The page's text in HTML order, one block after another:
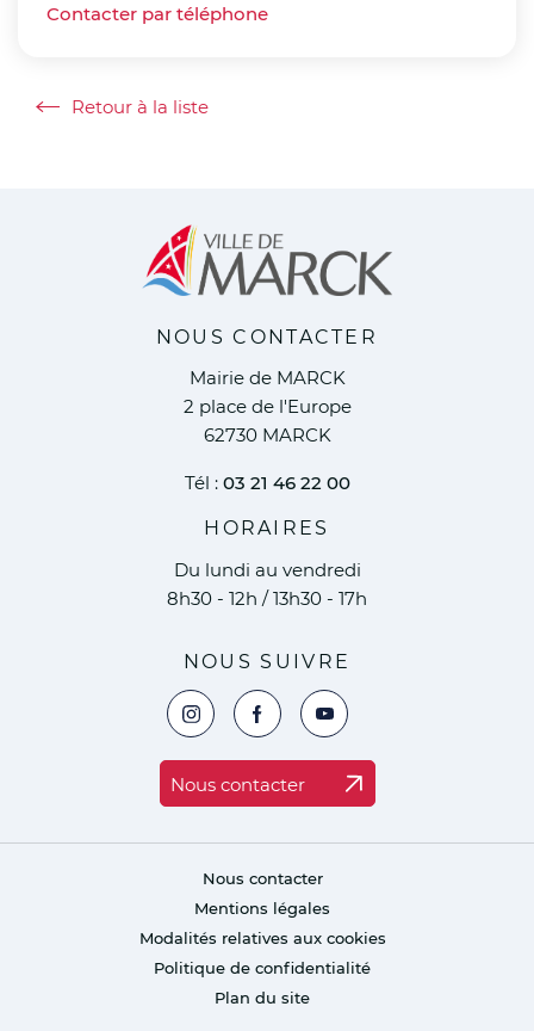
Contacter par téléphone
Retour à la liste
Retour à la liste
NOUS CONTACTER
Mairie de MARCK
2 place de l'Europe
62730 MARCK
Tél : 03 21 46 22 00
HORAIRES
Du lundi au vendredi
8h30 - 12h / 13h30 - 17h
NOUS SUIVRE
Voir la page Instagram de la ville de
Voir la page Facebook de la ville
Voir le compte YouTube
Nous contacter
Nous contacter
Mentions légales
Modalités relatives aux cookies
Politique de confidentialité
Plan du site